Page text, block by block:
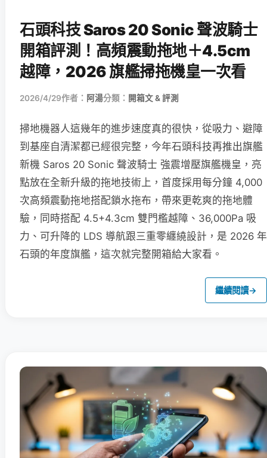
石頭科技 Saros 20 Sonic 聲波騎士
開箱評測！高頻震動拖地＋4.5cm
越障，2026 旗艦掃拖機皇一次看
2026/4/29作者： 阿湯分類： 開箱文 & 評測
掃地機器人這幾年的進步速度真的很快，從吸力、避障
到基座自清潔都已經很完整，今年石頭科技再推出旗艦
新機 Saros 20 Sonic 聲波騎士 強震增壓旗艦機皇，亮
點放在全新升級的拖地技術上，首度採用每分鐘 4,000
次高頻震動拖地搭配鎖水拖布，帶來更乾爽的拖地體
驗，同時搭配 4.5+4.3cm 雙門檻越障、36,000Pa 吸
力、可升降的 LDS 導航跟三重零纏繞設計，是 2026 年
石頭的年度旗艦，這次就完整開箱給大家看。
繼續閱讀→